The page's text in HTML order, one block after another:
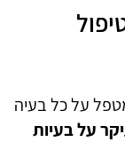
על כל בעיה
על בעיות